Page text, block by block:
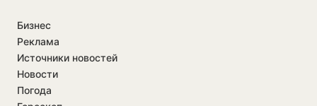
Бизнес
Реклама
Источники новостей
Новости
Погода